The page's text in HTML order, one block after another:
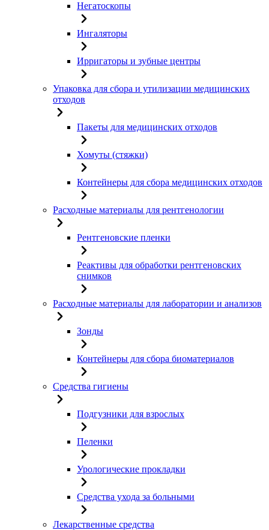
Негатоскопы
Ингаляторы
Ирригаторы и зубные центры
Упаковка для сбора и утилизации медицинских
отходов
Пакеты для медицинских отходов
Хомуты (стяжки)
Контейнеры для сбора медицинских отходов
Расходные материалы для рентгенологии
Рентгеновские пленки
Реактивы для обработки рентгеновских
снимков
Расходные материалы для лаборатории и анализов
Зонды
Контейнеры для сбора биоматериалов
Средства гигиены
Подгузники для взрослых
Пеленки
Урологические прокладки
Средства ухода за больными
Лекарственные средства